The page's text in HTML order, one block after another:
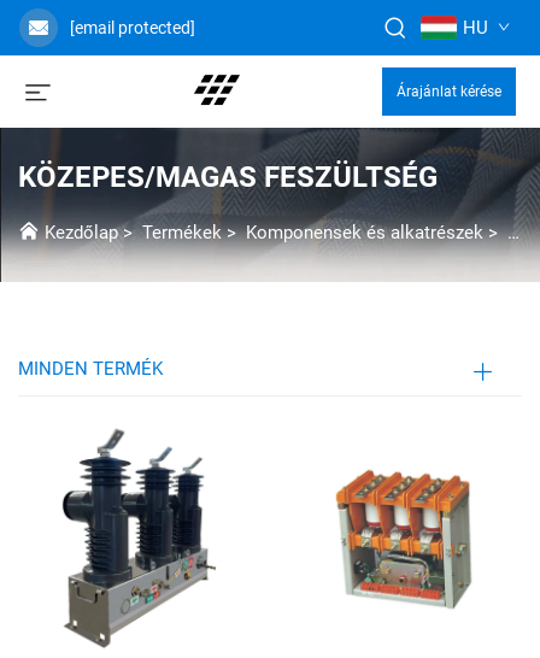
[email protected] HU
Árajánlat kérése
KÖZEPES/MAGAS FESZÜLTSÉG
Kezdőlap>Termékek>Komponensek és alkatrészek>
MINDEN TERMÉK